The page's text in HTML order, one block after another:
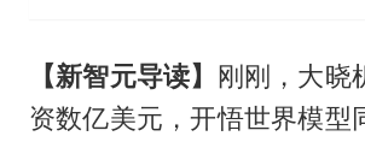
【新智元导读】 刚刚，大晓
资数亿美元，开悟世界模型